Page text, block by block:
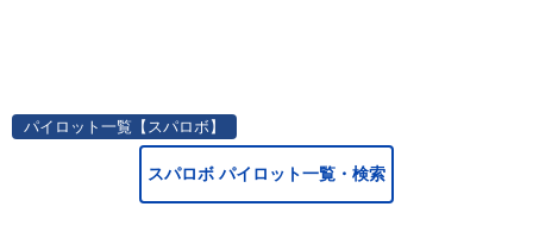
パイロット一覧【スパロボ】
スパロボ パイロット一覧・検索